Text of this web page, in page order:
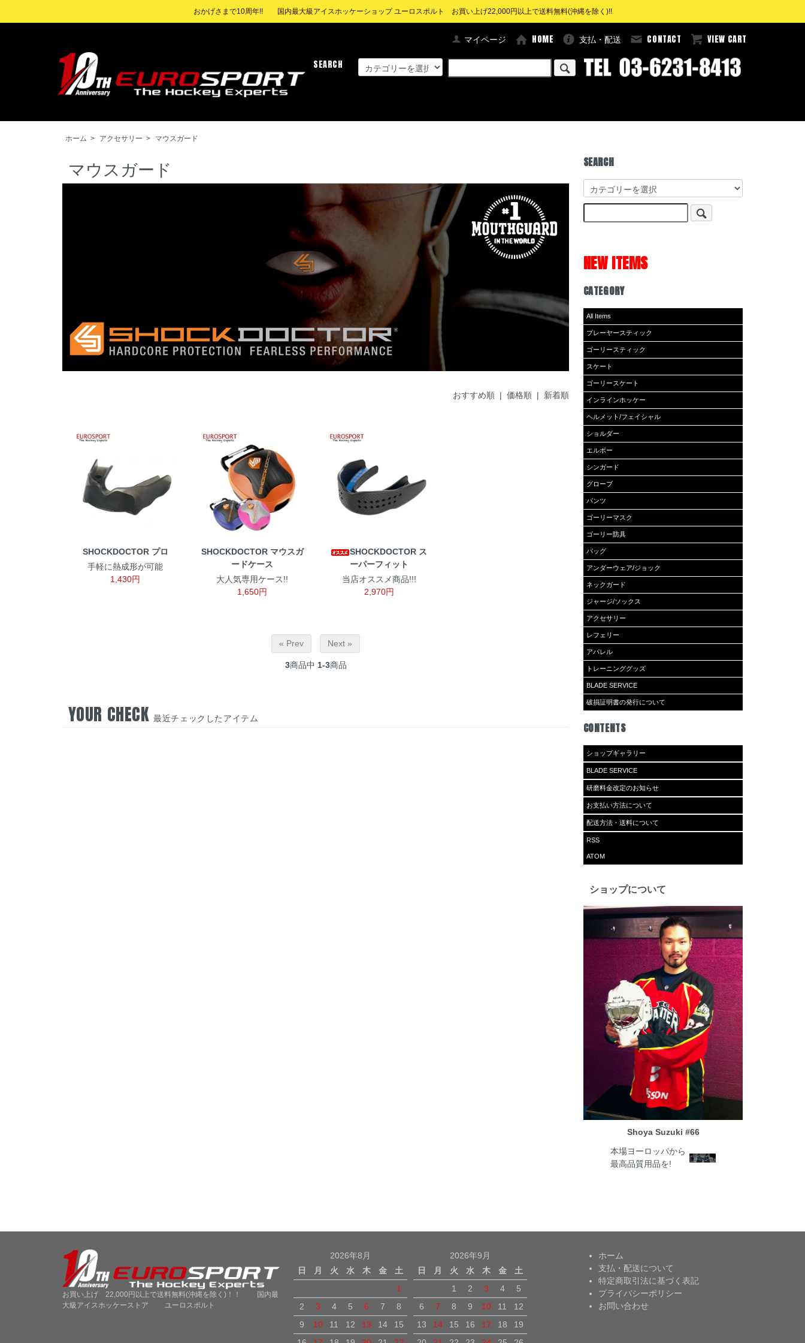
おかげさまで10周年!! 国内最大級アイスホッケーショップ ユーロスポルト お買い上げ22,000円以上で送料無料(沖縄を除く)!!
マイページ HOME 支払・配送 CONTACT VIEW CART
SEARCH
ホーム > アクセサリー > マウスガード
マウスガード
おすすめ順 | 価格順 | 新着順
SHOCKDOCTOR プロ
手軽に熱成形が可能
1,430円
SHOCKDOCTOR マウスガ
ードケース
大人気専用ケース!!
1,650円
SHOCKDOCTOR ス
ーパーフィット
当店オススメ商品!!!
2,970円
« Prev Next »
3商品中 1-3商品
YOUR CHECK最近チェックしたアイテム
SEARCH
NEW ITEMS
CATEGORY
All Items
プレーヤースティック
ゴーリースティック
スケート
ゴーリースケート
インラインホッケー
ヘルメット/フェイシャル
ショルダー
エルボー
シンガード
グローブ
パンツ
ゴーリーマスク
ゴーリー防具
バッグ
アンダーウェア/ジョック
ネックガード
ジャージ/ソックス
アクセサリー
レフェリー
アパレル
トレーニンググッズ
BLADE SERVICE
破損証明書の発行について
CONTENTS
ショップギャラリー
BLADE SERVICE
研磨料金改定のお知らせ
お支払い方法について
配送方法・送料について
RSS
ATOM
ショップについて
Shoya Suzuki #66
本場ヨーロッパから
最高品質用品を!
お買い上げ 22,000円以上で送料無料(沖縄を除く)！！ 国内最
大級アイスホッケーストア ユーロスポルト
2026年8月
日
月 火 水 木 金
土
1
2
3 4 5 6 7
8
9
10 11 12 13 14
15
2026年9月
日
月 火 水 木 金
土
1
2 3 4
5
6
7 8 9 10 11
12
13
14 15 16 17 18
19
ホーム
支払・配送について
特定商取引法に基づく表記
プライバシーポリシー
お問い合わせ